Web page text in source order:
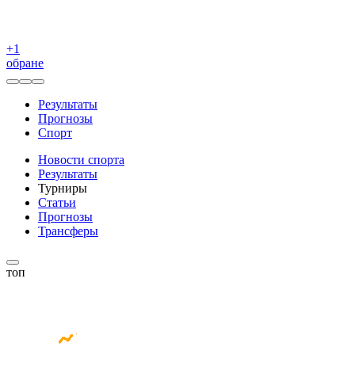
+1
обране
Результаты
Прогнозы
Спорт
Новости спорта
Результаты
Турниры
Статьи
Прогнозы
Трансферы
топ